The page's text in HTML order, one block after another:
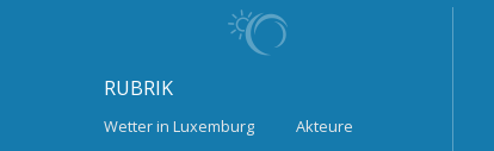
RUBRIK
Wetter in Luxemburg Akteure